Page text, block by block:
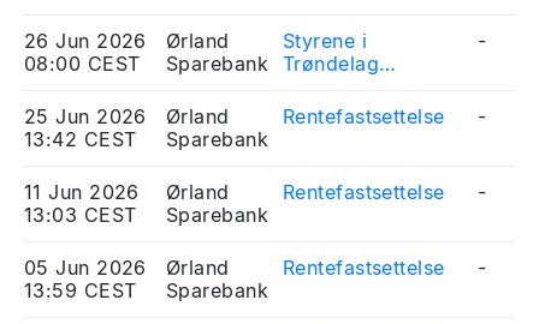
26 Jun 2026
08:00 CEST
Ørland
Sparebank
Styrene i
Trøndelag
Ørland Sparebank
-
25 Jun 2026
13:42 CEST
Ørland
Sparebank
Rentefastsettelse -
11 Jun 2026
13:03 CEST
Ørland
Sparebank
Rentefastsettelse -
05 Jun 2026
13:59 CEST
Ørland
Sparebank
Rentefastsettelse -